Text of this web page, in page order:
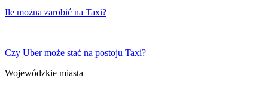
Ile można zarobić na Taxi?
Czy Uber może stać na postoju Taxi?
Wojewódzkie miasta